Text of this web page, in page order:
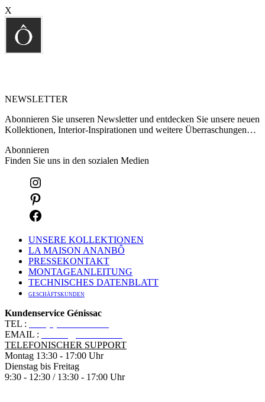
X
NEWSLETTER
Abonnieren Sie unseren Newsletter und entdecken Sie unsere neuen
Kollektionen, Interior-Inspirationen und weitere Überraschungen…
Abonnieren
Finden Sie uns in den sozialen Medien
UNSERE KOLLEKTIONEN
LA MAISON ANANBÔ
PRESSEKONTAKT
MONTAGEANLEITUNG
TECHNISCHES DATENBLATT
GESCHÄFTSKUNDEN
Kundenservice Génissac
TEL :
EMAIL :
TELEFONISCHER SUPPORT
Montag 13:30 - 17:00 Uhr
Dienstag bis Freitag
9:30 - 12:30 / 13:30 - 17:00 Uhr